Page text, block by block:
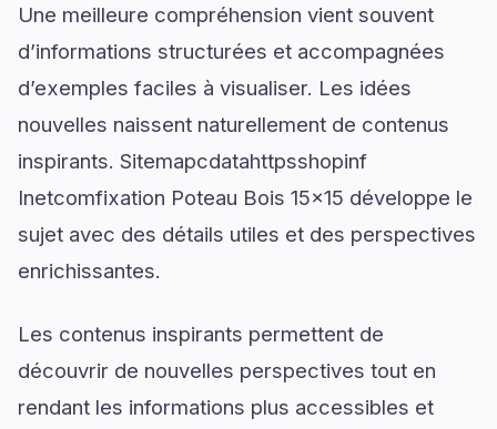
Une meilleure compréhension vient souvent
d’informations structurées et accompagnées
d’exemples faciles à visualiser. Les idées
nouvelles naissent naturellement de contenus
inspirants. Sitemapcdatahttpsshopinf
Inetcomfixation Poteau Bois 15x15 développe le
sujet avec des détails utiles et des perspectives
enrichissantes.
Les contenus inspirants permettent de
découvrir de nouvelles perspectives tout en
rendant les informations plus accessibles et